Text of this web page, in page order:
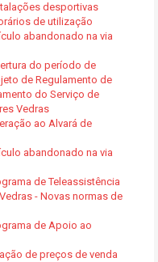
desportivas
de utilização
abandonado na via
do período de
de Regulamento de
do Serviço de
Vedras
ao Alvará de
abandonado na via
de Teleassistência
- Novas normas de
de Apoio ao
de preços de venda